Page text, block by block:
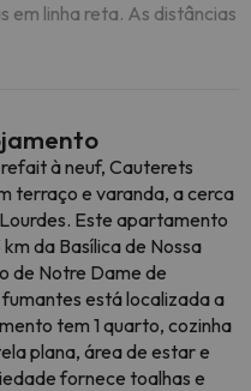
em linha reta. As distâncias
à neuf, Cauterets
terraço e varanda, a cerca
Este apartamento
da Basílica de Nossa
de Notre Dame de
está localizada a
tem 1 quarto, cozinha
plana, área de estar e
fornece toalhas e